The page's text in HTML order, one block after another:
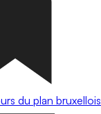
du plan bruxellois